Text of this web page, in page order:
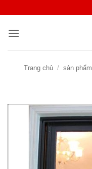
nội
Trang chủ / sản phẩm